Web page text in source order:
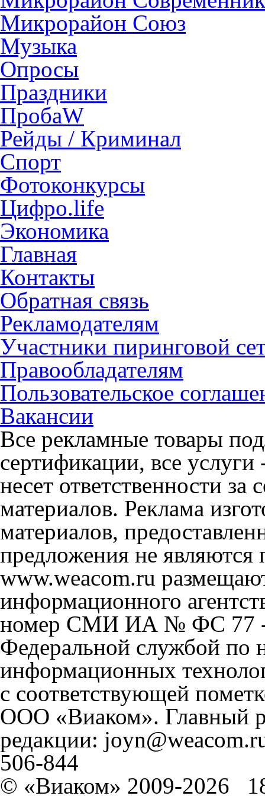
Микрорайон Союз
Музыка
Опросы
Праздники
ПробаW
Рейды / Криминал
Спорт
Фотоконкурсы
Цифро.life
Экономика
Главная
Контакты
Обратная связь
Рекламодателям
Участники пиринговой
Правообладателям
Пользовательское
Вакансии
Все рекламные товары
сертификации, все
несет ответственности
материалов. Реклама
материалов,
предложения не
www.weacom.ru
информационного
номер СМИ ИА № ФС 77 -
Федеральной службой по
информационных
с соответствующей
ООО «Виаком». Главный
редакции:
506-844
© «Виаком» 2009-2026